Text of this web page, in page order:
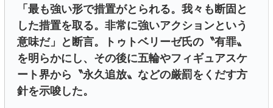
「最も強い形で措置がとられる。我々も断固と
した措置を取る。非常に強いアクションという
意味だ」と断言。トゥトベリーゼ氏の〝有罪〟
を明らかにし、その後に五輪やフィギュアスケ
ート界から〝永久追放〟などの厳罰をくだす方
針を示唆した。